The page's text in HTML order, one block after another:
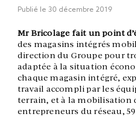
Publié le 30 décembre 2019
Mr Bricolage fait un point
des magasins intégrés
direction du Groupe pour
adaptée à la situation
chaque magasin intégré,
travail accompli par les
terrain, et à la mobilisation
entrepreneurs du réseau,